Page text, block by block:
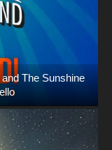
The Sunshine